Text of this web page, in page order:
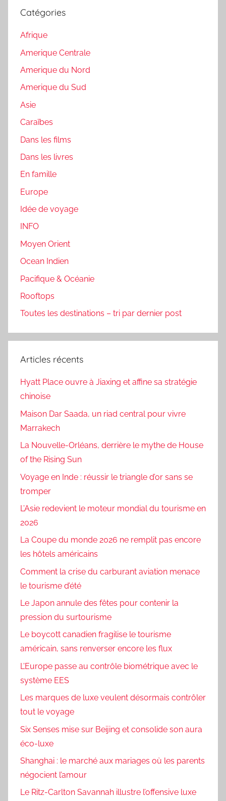
Catégories
Afrique
Amerique Centrale
Amerique du Nord
Amerique du Sud
Asie
Caraïbes
Dans les films
Dans les livres
En famille
Europe
Idée de voyage
INFO
Moyen Orient
Ocean Indien
Pacifique & Océanie
Rooftops
Toutes les destinations – tri par dernier post
Articles récents
Hyatt Place ouvre à Jiaxing et affine sa stratégie
chinoise
Maison Dar Saada, un riad central pour vivre
Marrakech
La Nouvelle-Orléans, derrière le mythe de House
of the Rising Sun
Voyage en Inde : réussir le triangle d’or sans se
tromper
L’Asie redevient le moteur mondial du tourisme en
2026
La Coupe du monde 2026 ne remplit pas encore
les hôtels américains
Comment la crise du carburant aviation menace
le tourisme d’été
Le Japon annule des fêtes pour contenir la
pression du surtourisme
Le boycott canadien fragilise le tourisme
américain, sans renverser encore les flux
L’Europe passe au contrôle biométrique avec le
système EES
Les marques de luxe veulent désormais contrôler
tout le voyage
Six Senses mise sur Beijing et consolide son aura
éco-luxe
Shanghai : le marché aux mariages où les parents
négocient l’amour
Le Ritz-Carlton Savannah illustre l’offensive luxe